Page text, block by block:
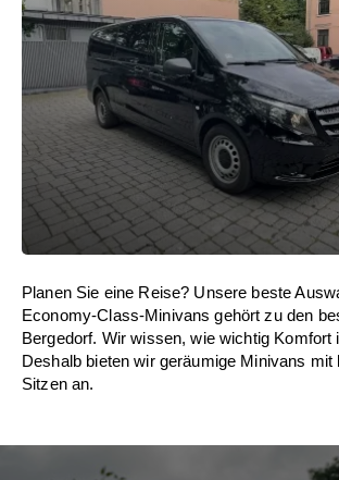
Planen Sie eine Reise? Unsere beste
Economy-Class-Minivans gehört zu den
Bergedorf. Wir wissen, wie wichtig Komfort
Deshalb bieten wir geräumige Minivans mit
Sitzen an.